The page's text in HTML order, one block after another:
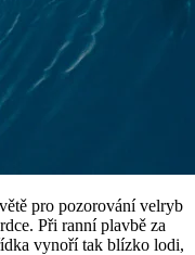
pro pozorování velryb
Při ranní plavbě za
vynoří tak blízko lodi,